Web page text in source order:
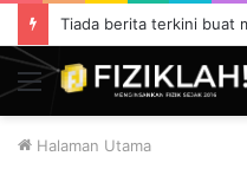
Tiada berita terkini buat
Menu
Halaman Utama